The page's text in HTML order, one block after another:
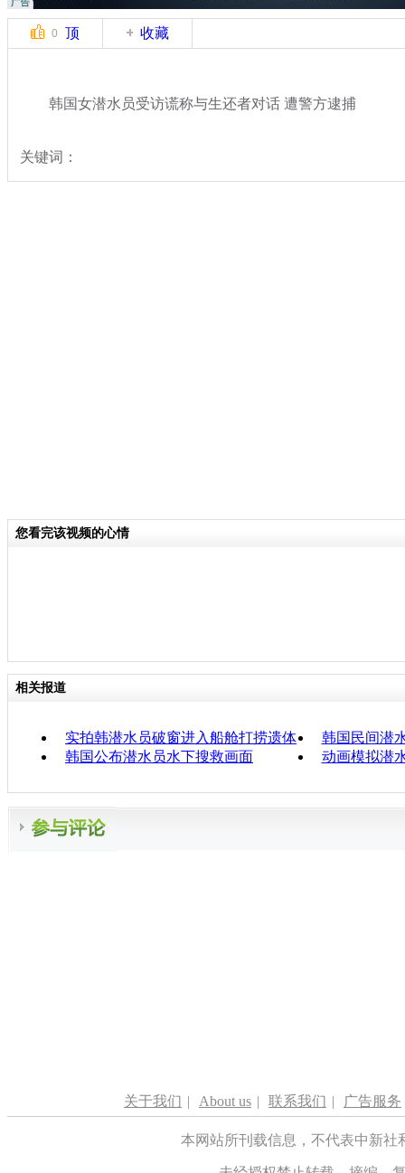
0 顶 收藏
韩国女潜水员受访谎称与生还者对话 遭警方逮捕
关键词：
您看完该视频的心情
相关报道
实拍韩潜水员破窗进入船舱打捞遗体
韩国民间潜
韩国公布潜水员水下搜救画面
动画模拟潜
关于我们 | About us | 联系我们 | 广告服务
本网站所刊载信息，不代表中新